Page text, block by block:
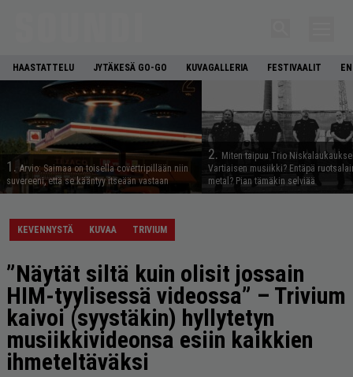
HAASTATTELU JYTÄKESÄ GO-GO KUVAGALLERIA FESTIVAALIT
1. Arvio: Saimaa on toisella covertripillään niin
suvereeni, että se kääntyy itseään vastaan
2. Miten taipuu Trio
Vartiaisen musiikki? Entäpä
metal? Pian tämäkin selviää
KEVENNYSTÄ KUVAA TRIVIUM
”Näytät siltä kuin olisit jossain
HIM-tyylisessä videossa” – Trivium
kaivoi (syystäkin) hyllytetyn
musiikkivideonsa esiin kaikkien
ihmeteltäväksi